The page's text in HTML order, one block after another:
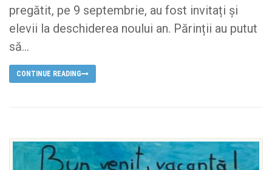
pregătit, pe 9 septembrie, au fost invitați și
elevii la deschiderea noului an. Părinții au putut
să...
CONTINUE READING